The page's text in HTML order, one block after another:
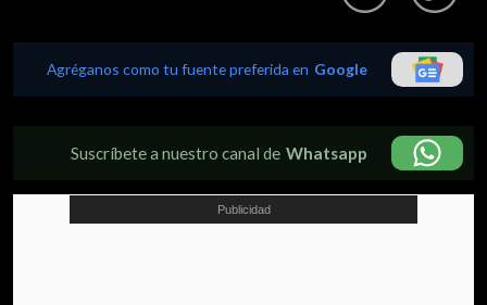
Agréganos como tu fuente preferida en Google
Suscríbete a nuestro canal de Whatsapp